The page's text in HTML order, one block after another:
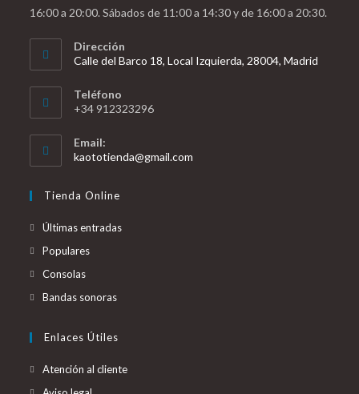
16:00 a 20:00. Sábados de 11:00 a 14:30 y de 16:00 a 20:30.
Dirección
Calle del Barco 18, Local Izquierda, 28004, Madrid
Teléfono
+34 912323296
Email:
kaototienda@gmail.com
Tienda Online
Últimas entradas
Populares
Consolas
Bandas sonoras
Enlaces Útiles
Atención al cliente